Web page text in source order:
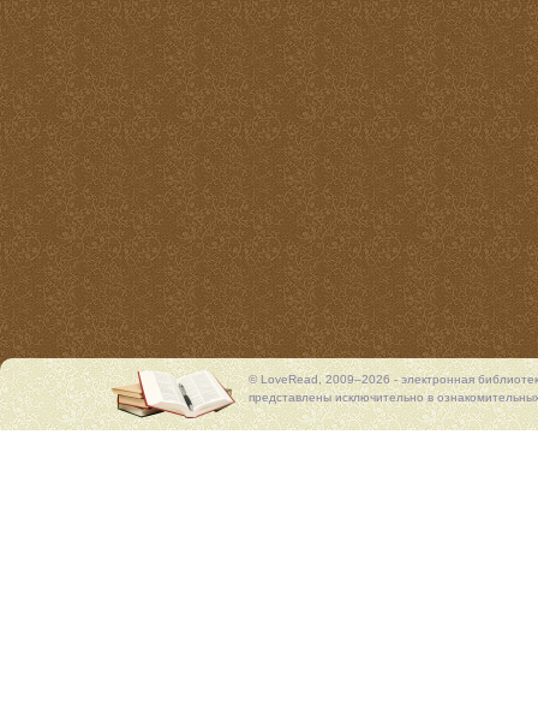
© LoveRead, 2009–2026 - электронная
представлены исключительно в